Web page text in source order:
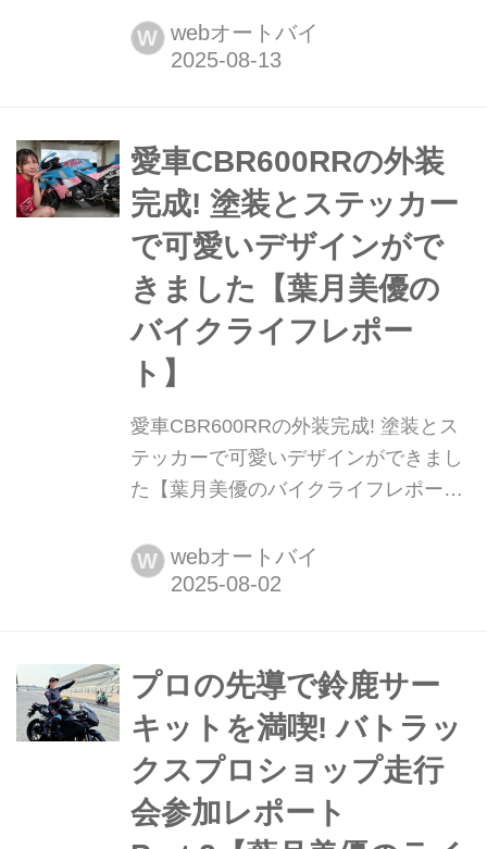
浜MMブロンテで行われる、アットジ
ャムエキスポ横浜アリーナへの最終審
の出番は17時10分〜のトリで、その後
すぐ来場者投票や、生動画配信アプリ
ショールームでの視聴者投票が行われ
ます...
W webオートバイ
愛車CBR600RRの外装
完成! 塗装とステッカー
で可愛いデザインがで
きました【葉月美優の
バイクライフレポー
ト】
愛車CBR600RRの外装完成! 塗装とス
テッカーで可愛いデザインができまし
た【葉月美優のバイクライフレポー
ましたが、今シーズンでスーパーGTの
レースアンバサダーを引退することに
ります! そして、ついにCBR600RRの
外装が完成しましたー!! 超絶、可愛く
て唯一無二のマシンに仕上がり...
W webオートバイ
プロの先導で鈴鹿サー
キットを満喫! バトラッ
クスプロショップ走行
会参加レポート